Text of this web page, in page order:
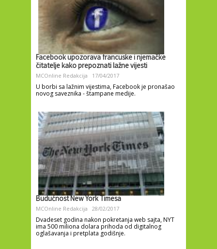
Facebook upozorava francuske i njemačke
čitatelje kako prepoznati lažne vijesti
MCOnline Redakcija 17/04/2017
U borbi sa lažnim vijestima, Facebook je pronašao
novog saveznika - štampane medije.
Budućnost New York Timesa
MCOnline Redakcija 28/02/2017
Dvadeset godina nakon pokretanja web sajta, NYT
ima 500 miliona dolara prihoda od digitalnog
oglašavanja i pretplata godišnje.